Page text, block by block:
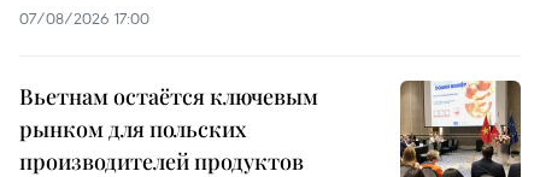
07/08/2026 17:00
Вьетнам остаётся ключевым
рынком для польских
производителей продуктов